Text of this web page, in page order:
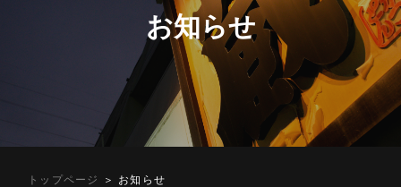
お知らせ
トップページ ＞ お知らせ